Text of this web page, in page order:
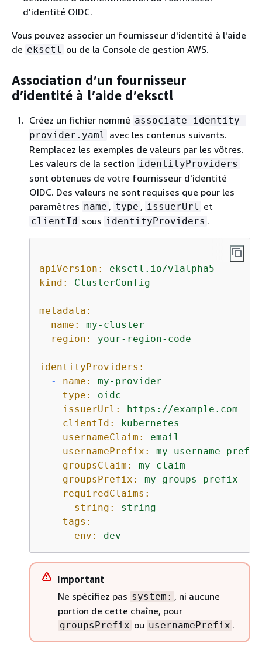
d'identité OIDC.
Vous pouvez associer un fournisseur d'identité à l'aide
de eksctl ou de la Console de gestion AWS.
Association d’un fournisseur
d’identité à l’aide d’eksctl
Créez un fichier nommé associate-identity-
provider.yaml
avec les contenus suivants.
Remplacez les exemples de valeurs par les vôtres.
Les valeurs de la section identityProviders
sont obtenues de votre fournisseur d'identité
OIDC. Des valeurs ne sont requises que pour les
paramètres name , type , issuerUrl et
clientId sous identityProviders .
---
apiVersion:
eksctl.io/v1alpha5
kind:
ClusterConfig
metadata:
name:
my-cluster
region:
your-region-code
identityProviders:
-
name:
my-provider
type:
oidc
issuerUrl:
https://example.com
clientId:
kubernetes
usernameClaim:
email
usernamePrefix:
my-username-prefix
groupsClaim:
my-claim
groupsPrefix:
my-groups-prefix
requiredClaims:
string:
string
tags:
env:
dev
Important
Ne spécifiez pas system: , ni aucune
portion de cette chaîne, pour
groupsPrefix ou usernamePrefix .